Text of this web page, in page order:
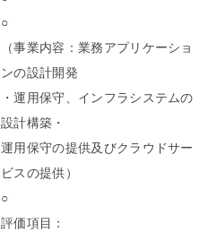
○
（事業内容：業務アプリケーショ
ンの設計開発
・運用保守、インフラシステムの
設計構築・
運用保守の提供及びクラウドサー
ビスの提供）
○
評価項目：